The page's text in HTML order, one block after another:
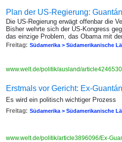
Plan der US-Regierung:
Die US-Regierung erwägt offenbar die
Bisher wehrte sich der US-Kongress
das einzige Problem, das Obama mit
Freitag: Südamerika > Südamerikanische
www.welt.de/politik/ausland/
Erstmals vor Gericht: Ex-
Es wird ein politisch wichtiger Prozess
Freitag: Südamerika > Südamerikanische
www.welt.de/politik/article3896096/Ex-